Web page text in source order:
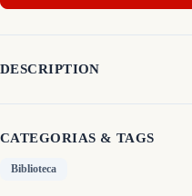
DESCRIPTION
CATEGORIAS & TAGS
Biblioteca